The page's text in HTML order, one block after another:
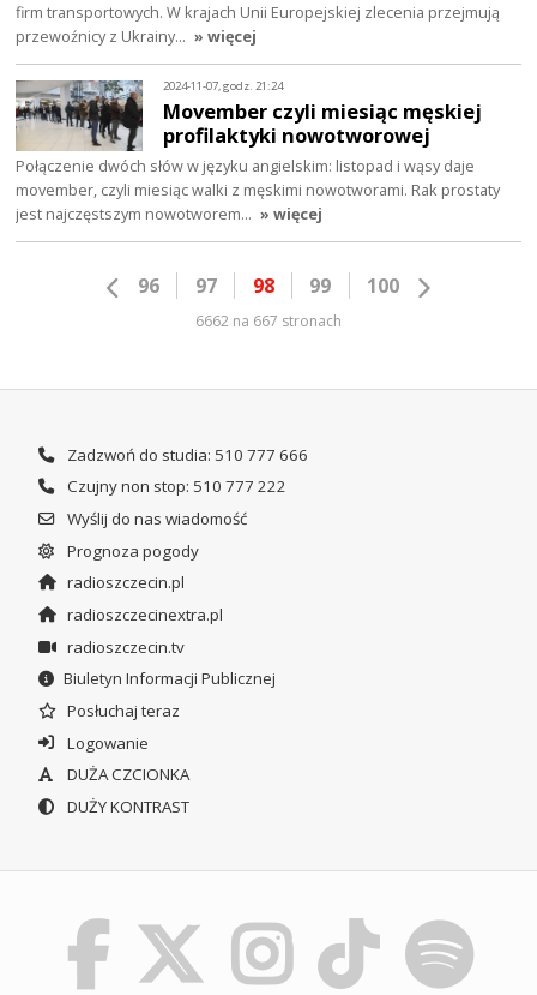
firm transportowych. W krajach Unii Europejskiej zlecenia przejmują
przewoźnicy z Ukrainy… » więcej
2024-11-07, godz. 21:24
Movember czyli miesiąc męskiej
profilaktyki nowotworowej
Połączenie dwóch słów w języku angielskim: listopad i wąsy daje
movember, czyli miesiąc walki z męskimi nowotworami. Rak prostaty
jest najczęstszym nowotworem… » więcej
96 97 98 99 100
6662 na 667 stronach
Zadzwoń do studia: 510 777 666
Czujny non stop: 510 777 222
Wyślij do nas wiadomość
Prognoza pogody
radioszczecin.pl
radioszczecinextra.pl
radioszczecin.tv
Biuletyn Informacji Publicznej
Posłuchaj teraz
Logowanie
DUŻA CZCIONKA
DUŻY KONTRAST